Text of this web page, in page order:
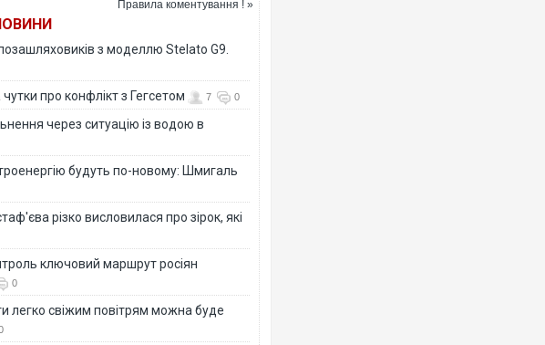
Правила коментування ! »
з моделлю Stelato G9.
про конфлікт з Гегсетом 7 0
через ситуацію із водою в
будуть по-новому: Шмигаль
різко висловилася про зірок, які
ключовий маршрут росіян
0
легко свіжим повітрям можна буде